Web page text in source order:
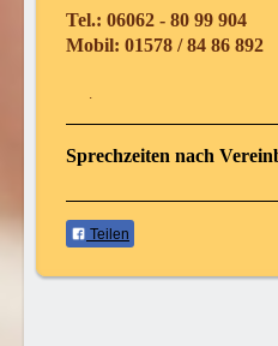
Tel.: 06062 - 80 99 904
Mobil: 01578 / 84 86 892
.
Sprechzeiten nach
Teilen